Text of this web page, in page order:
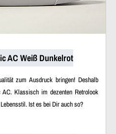
AC Weiß Dunkelrot
zum Ausdruck bringen! Deshalb
Klassisch im dezenten Retrolook
Ist es bei Dir auch so?